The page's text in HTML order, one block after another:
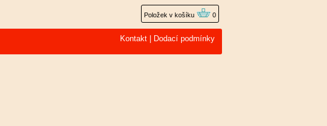
Položek v košíku 0
Kontakt Dodací podmínky